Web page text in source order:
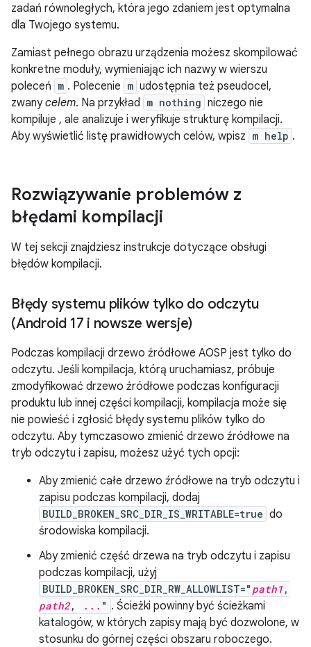
zadań równoległych, która jego zdaniem jest optymalna
dla Twojego systemu.
Zamiast pełnego obrazu urządzenia możesz skompilować
konkretne moduły, wymieniając ich nazwy w wierszu
poleceń m . Polecenie m udostępnia też pseudocel,
zwanycelem. Na przykład m nothing niczego nie
kompiluje , ale analizuje i weryfikuje strukturę kompilacji.
Aby wyświetlić listę prawidłowych celów, wpisz m help .
Rozwiązywanie problemów z
błędami kompilacji
W tej sekcji znajdziesz instrukcje dotyczące obsługi
błędów kompilacji.
Błędy systemu plików tylko do odczytu
(Android 17 i nowsze wersje)
Podczas kompilacji drzewo źródłowe AOSP jest tylko do
odczytu. Jeśli kompilacja, którą uruchamiasz, próbuje
zmodyfikować drzewo źródłowe podczas konfiguracji
produktu lub innej części kompilacji, kompilacja może się
nie powieść i zgłosić błędy systemu plików tylko do
odczytu. Aby tymczasowo zmienić drzewo źródłowe na
tryb odczytu i zapisu, możesz użyć tych opcji:
Aby zmienić całe drzewo źródłowe na tryb odczytu i
zapisu podczas kompilacji, dodaj
BUILD_BROKEN_SRC_DIR_IS_WRITABLE=true do
środowiska kompilacji.
Aby zmienić część drzewa na tryb odczytu i zapisu
podczas kompilacji, użyj
BUILD_BROKEN_SRC_DIR_RW_ALLOWLIST=" path1 ,
path2, ... " . Ścieżki powinny być ścieżkami
katalogów, w których zapisy mają być dozwolone, w
stosunku do górnej części obszaru roboczego.